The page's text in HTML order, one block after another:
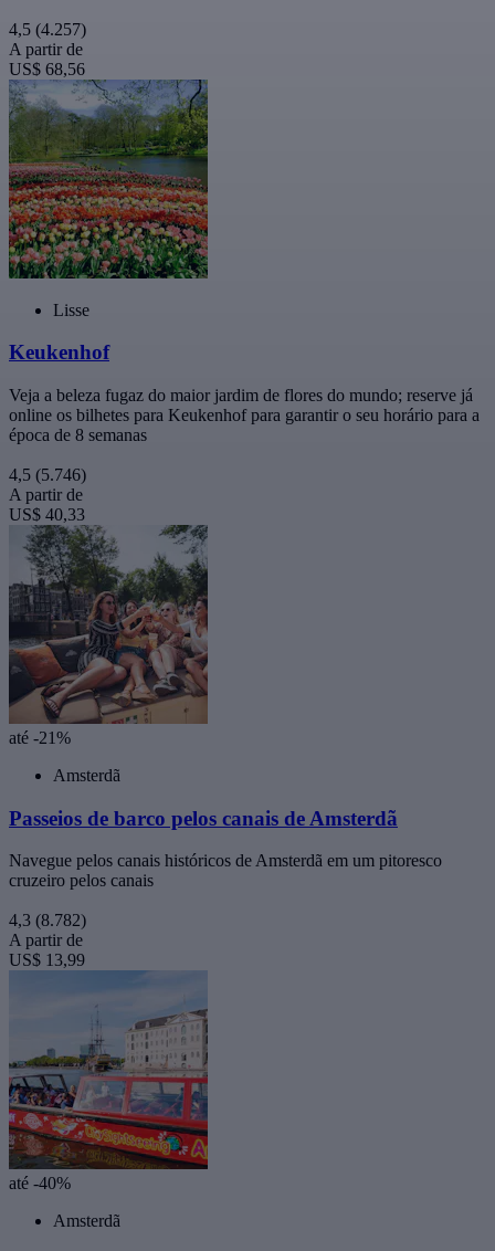
4,5 (4.257)
A partir de
US$ 68,56
Lisse
Keukenhof
Veja a beleza fugaz do maior jardim de flores do mundo; reserve já
online os bilhetes para Keukenhof para garantir o seu horário para a
época de 8 semanas
4,5 (5.746)
A partir de
US$ 40,33
até -21%
Amsterdã
Passeios de barco pelos canais de Amsterdã
Navegue pelos canais históricos de Amsterdã em um pitoresco
cruzeiro pelos canais
4,3 (8.782)
A partir de
US$ 13,99
até -40%
Amsterdã